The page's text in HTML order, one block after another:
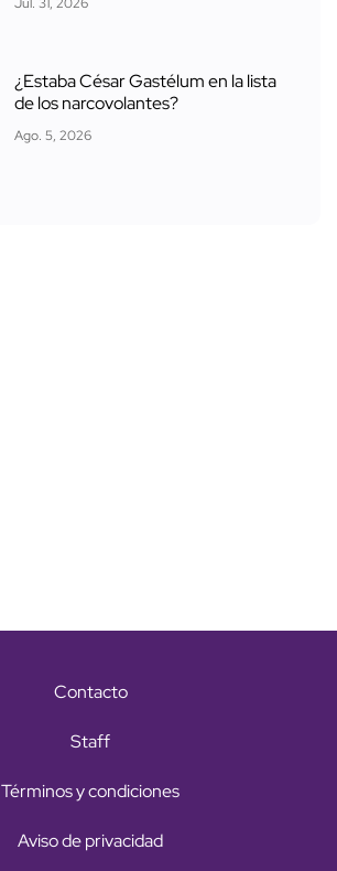
¿Estaba César Gastélum en la lista
de los narcovolantes?
Ago. 5, 2026
Contacto
Staff
Términos y condiciones
Aviso de privacidad